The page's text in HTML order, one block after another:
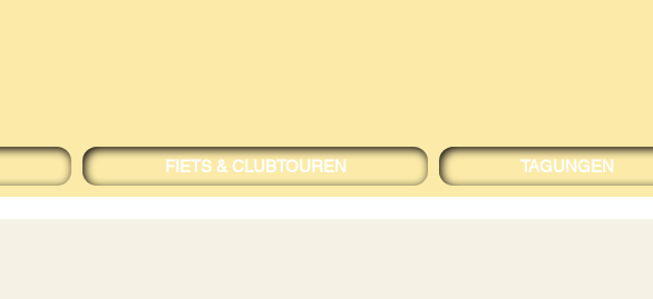
FIETS & CLUBTOUREN TAGUNGEN